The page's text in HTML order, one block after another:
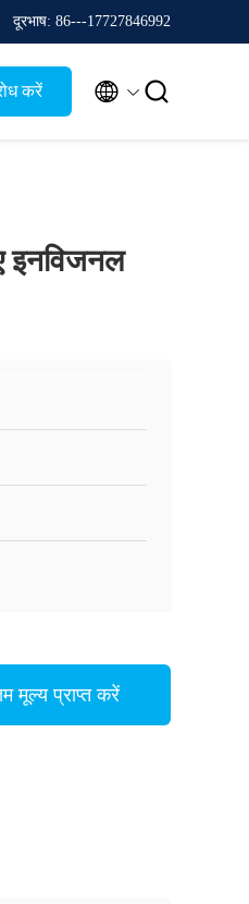
दूरभाष: 86---17727846992
करें  
इनविजनल
मूल्य प्राप्त करें